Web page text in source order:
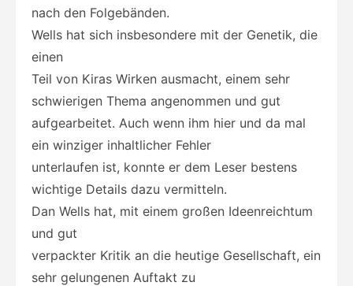
nach den Folgebänden.
Wells hat sich insbesondere mit der Genetik, die
einen
Teil von Kiras Wirken ausmacht, einem sehr
schwierigen Thema angenommen und gut
aufgearbeitet. Auch wenn ihm hier und da mal
ein winziger inhaltlicher Fehler
unterlaufen ist, konnte er dem Leser bestens
wichtige Details dazu vermitteln.
Dan Wells hat, mit einem großen Ideenreichtum
und gut
verpackter Kritik an die heutige Gesellschaft, ein
sehr gelungenen Auftakt zu